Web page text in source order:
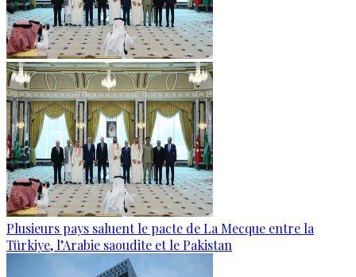
Plusieurs pays saluent le pacte de La Mecque entre la
Türkiye, l’Arabie saoudite et le Pakistan